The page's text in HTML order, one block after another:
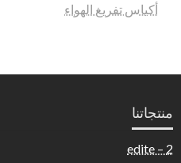
أكياس تفريغ الهواء
منتجاتنا
2 – edite